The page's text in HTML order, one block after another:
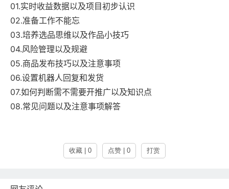
01.实时收益数据以及项目初步认识
02.准备工作不能忘
03.培养选品思维以及作品小技巧
04.风险管理以及规避
05.商品发布技巧以及注意事项
06.设置机器人回复和发货
07.如何判断需不需要开推广以及知识点
08.常见问题以及注意事项解答
收藏 | 0 点赞 | 0 打赏